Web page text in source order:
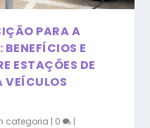
PARA A
E
ESTAÇÕES DE
VEÍCULOS
categoria | 0 |